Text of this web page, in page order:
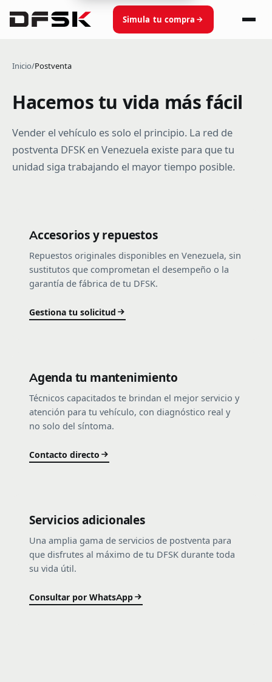
Simula tu compra
Inicio/Postventa
Hacemos tu vida más fácil
Vender el vehículo es solo el principio. La red de
postventa DFSK en Venezuela existe para que tu
unidad siga trabajando el mayor tiempo posible.
Accesorios y repuestos
Repuestos originales disponibles en Venezuela, sin
sustitutos que comprometan el desempeño o la
garantía de fábrica de tu DFSK.
Gestiona tu solicitud
Agenda tu mantenimiento
Técnicos capacitados te brindan el mejor servicio y
atención para tu vehículo, con diagnóstico real y
no solo del síntoma.
Contacto directo
Servicios adicionales
Una amplia gama de servicios de postventa para
que disfrutes al máximo de tu DFSK durante toda
su vida útil.
Consultar por WhatsApp